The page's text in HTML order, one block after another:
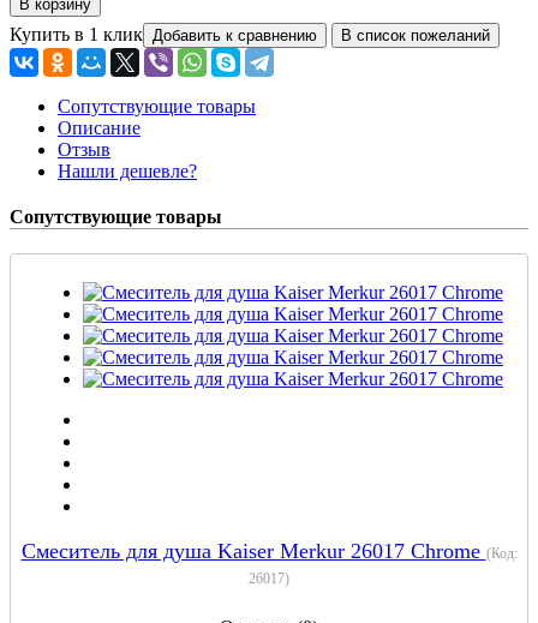
Купить в 1 клик
Сопутствующие товары
Описание
Отзыв
Нашли дешевле?
Сопутствующие товары
Смеситель для душа Kaiser Merkur 26017 Chrome (Код:
26017)